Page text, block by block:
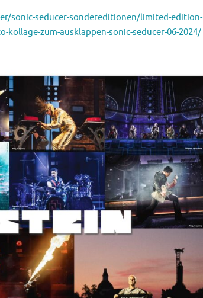
sonic-seducer-sondereditionen/limited-edition-
zum-ausklappen-sonic-seducer-06-2024/